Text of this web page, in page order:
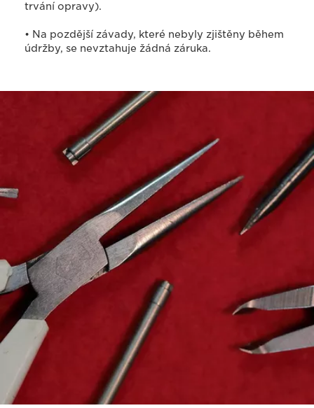
trvání opravy).
• Na pozdější závady, které nebyly zjištěny během
údržby, se nevztahuje žádná záruka.